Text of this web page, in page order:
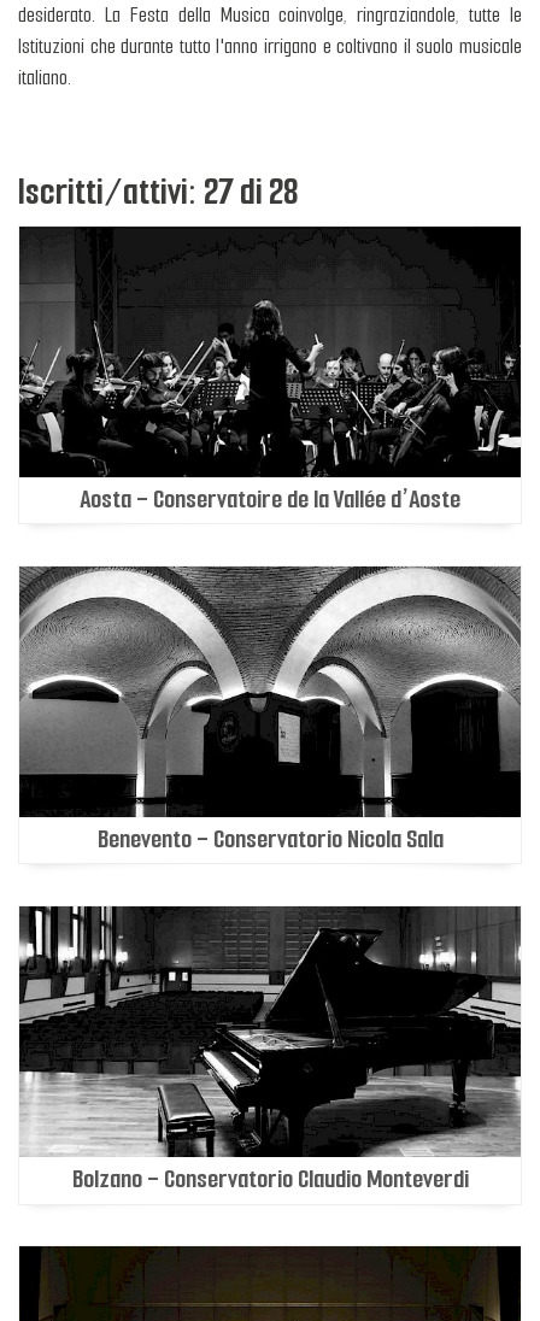
desiderato. La Festa della Musica coinvolge, ringraziandole, tutte le
Istituzioni che durante tutto l'anno irrigano e coltivano il suolo musicale
italiano.
Iscritti/attivi: 27 di 28
Aosta - Conservatoire de la Vallée d’Aoste
Benevento - Conservatorio Nicola Sala
Bolzano - Conservatorio Claudio Monteverdi